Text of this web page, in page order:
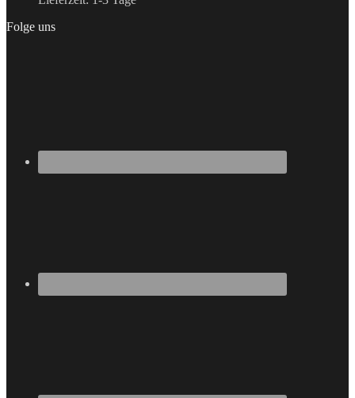
Folge uns